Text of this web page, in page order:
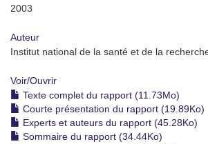
2003
Auteur
Institut national de la santé et de la
Voir/Ouvrir
Texte complet du rapport (11.73Mo)
Courte présentation du rapport (19.89Ko)
Experts et auteurs du rapport (45.28Ko)
Sommaire du rapport (34.44Ko)